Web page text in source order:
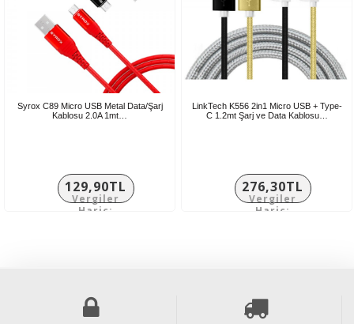
Syrox C89 Micro USB Metal Data/Şarj
Kablosu 2.0A 1mt…
129,90TL
Vergiler
Hariç:
LinkTech K556 2in1 Micro USB + Type-
C 1.2mt Şarj ve Data Kablosu…
276,30TL
Vergiler
Hariç: